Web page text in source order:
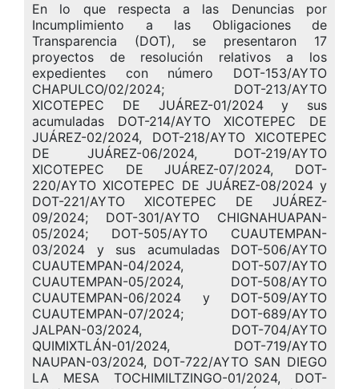
En lo que respecta a las Denuncias por
Incumplimiento a las Obligaciones de
Transparencia (DOT), se presentaron 17
proyectos de resolución relativos a los
expedientes con número DOT-153/AYTO
CHAPULCO/02/2024; DOT-213/AYTO
XICOTEPEC DE JUÁREZ-01/2024 y sus
acumuladas DOT-214/AYTO XICOTEPEC DE
JUÁREZ-02/2024, DOT-218/AYTO XICOTEPEC
DE JUÁREZ-06/2024, DOT-219/AYTO
XICOTEPEC DE JUÁREZ-07/2024, DOT-
220/AYTO XICOTEPEC DE JUÁREZ-08/2024 y
DOT-221/AYTO XICOTEPEC DE JUÁREZ-
09/2024; DOT-301/AYTO CHIGNAHUAPAN-
05/2024; DOT-505/AYTO CUAUTEMPAN-
03/2024 y sus acumuladas DOT-506/AYTO
CUAUTEMPAN-04/2024, DOT-507/AYTO
CUAUTEMPAN-05/2024, DOT-508/AYTO
CUAUTEMPAN-06/2024 y DOT-509/AYTO
CUAUTEMPAN-07/2024; DOT-689/AYTO
JALPAN-03/2024, DOT-704/AYTO
QUIMIXTLÁN-01/2024, DOT-719/AYTO
NAUPAN-03/2024, DOT-722/AYTO SAN DIEGO
LA MESA TOCHIMILTZINGO-01/2024, DOT-